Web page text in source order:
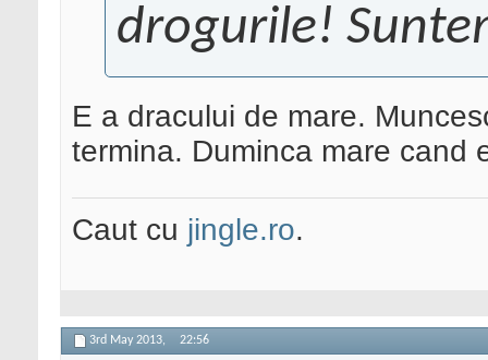
drogurile!
E a dracului de mare.
termina. Duminca mare cand
Caut cu jingle.ro.
3rd May 2013, 22:56